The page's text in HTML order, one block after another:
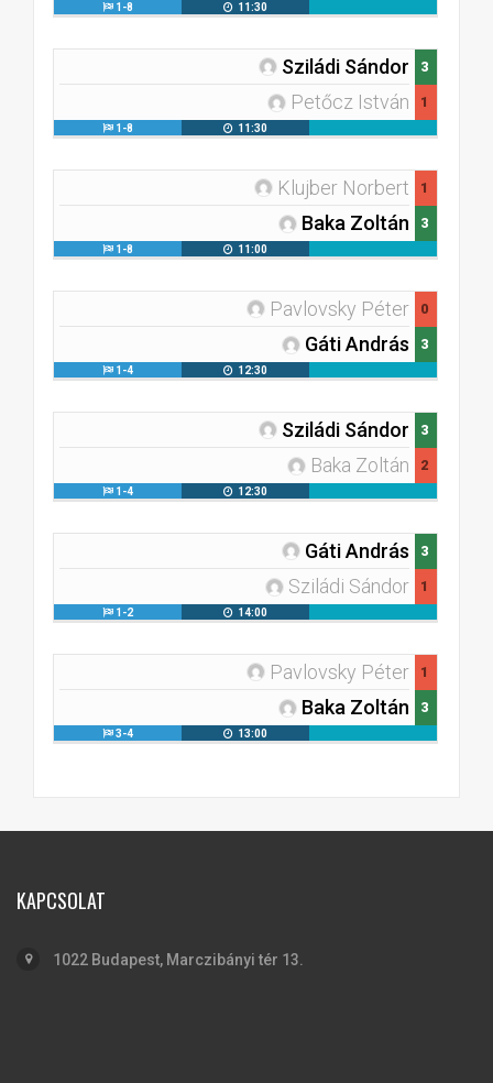
1-8 11:30
Sziládi Sándor
Petőcz István
3
1
1-8 11:30
Klujber Norbert
Baka Zoltán
1
3
1-8 11:00
Pavlovsky Péter
Gáti András
0
3
1-4 12:30
Sziládi Sándor
Baka Zoltán
3
2
1-4 12:30
Gáti András
Sziládi Sándor
3
1
1-2 14:00
Pavlovsky Péter
Baka Zoltán
1
3
3-4 13:00
KAPCSOLAT
1022 Budapest, Marczibányi tér 13.